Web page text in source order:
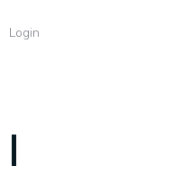
Login
|